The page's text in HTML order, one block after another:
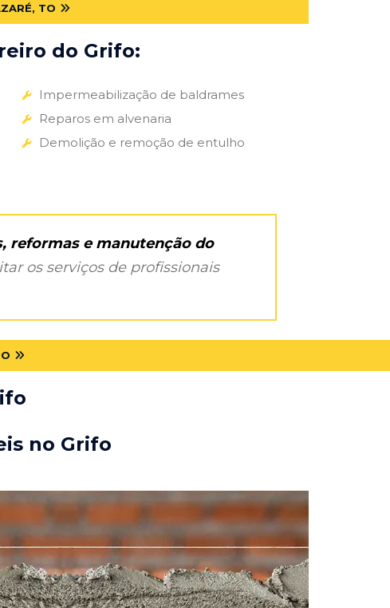
TO
do Grifo:
Impermeabilização de baldrames
Reparos em alvenaria
Demolição e remoção de entulho
reformas e manutenção do
os serviços de profissionais
no Grifo